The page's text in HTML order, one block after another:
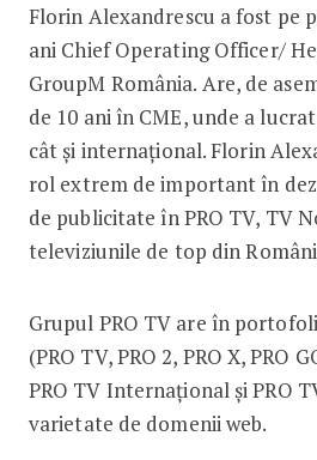
Florin Alexandrescu a fost pe
ani Chief Operating Officer/
GroupM România. Are, de
de 10 ani în CME, unde a
cât și internațional. Florin
rol extrem de important în
de publicitate în PRO TV, TV
televiziunile de top din
Grupul PRO TV are în
(PRO TV, PRO 2, PRO X, PRO
PRO TV Internațional și PRO
varietate de domenii web.